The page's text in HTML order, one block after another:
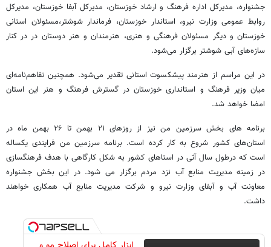
جشنواره، مدیرکل اداره فرهنگ و ارشاد خوزستان، مدیرکل آبفا خوزستان، مدیرکل
روابط عمومی وزارت نیرو، استاندار خوزستان، فرماندار شوشتر،مسئولان استانی
خوزستان و دیگر مسئولان فرهنگی و هنری، هنرمندان و هنر دوستان در در کنار
سازه‌های آبی شوشتر برگزار می‌شود.
در این مراسم از هنرمند پیشکسوت استانی تقدیر می‌شود. همچنین تفاهم‌نامه‌ای
میان وزیر فرهنگ و استانداری خوزستان در گسترش فرهنگ و هنر این استان
امضا خواهد شد.
برنامه های بخش سرزمین من نیز از روزهای ۲۱ بهمن تا ۲۶ بهمن ماه در
استان‌های کشور شروع به کار کرده است. برنامه سرزمین من فرایندی یکساله
است که درطول سال آتی در استاهای کشور به شکل کارگاهی با هدف فرهنگسازی
در زمینه مدیریت منابع آب نزد مردم برگزار می شود. در این بخش جشنواره
معاونت آب و آبفای وزارت نیرو و شرکت مدیریت منابع آب همکاری خواهند
داشت.